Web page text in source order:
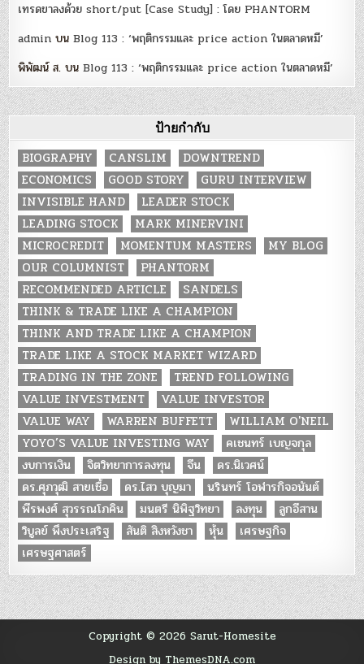
เทรดขาลงด้วย short/put [Case Study] : โดย PHANTORM
admin บนBlog 113 : ‘พฤติกรรมและ price action ในตลาดหมี’
พิพัฒน์ ส. บนBlog 113 : ‘พฤติกรรมและ price action ในตลาดหมี’
ป้ายกำกับ
BIOGRAPHY CANSLIM
DOWNTREND
ECONOMICS
GOOD STORY
GURU INTERVIEW
INVISIBLE HAND
LEADER STOCK
LEADING STOCK
MARK MINERVINI
MICROCREDIT
MOMENTUM MASTERS
MY BLOG
OUR COLUMNIST
PHANTORM
RECOMMENDED ARTICLE
SANDELS
THINK & TRADE LIKE A CHAMPION
THINK AND TRADE LIKE A CHAMPION
TRADE LIKE A STOCK MARKET WIZARD
TRADING IN THE ZONE
TREND FOLLOWING
VALUE INVESTMENT
VALUE INVESTOR
VALUE WAY
WARREN BUFFETT
WILLIAM O'NEIL
YOYO’S VALUE INVESTING WAY
คเชนทร์ เบญจกุล
งบการเงิน
จิตวิทยาการลงทุน จีน
ดร.นิเวศน์
ดร.ศุภวุฒิ สายเชื้อ
ดร.ไสว บุญมา
นรินทร์ โอฬารกิจอนันต์
พีรพงศ์ สุวรรณโภคิน
มนตรี นิพิฐวิทยา ลงทุน
ลูกอีสาน
วิบูลย์ พึงประเสริฐ
สันติ สิงหวังชา หุ้น
เศรษฐกิจ
เศรษฐศาสตร์
Copyright © 2026 Sarut-Homesite
Design by ThemesDNA.com